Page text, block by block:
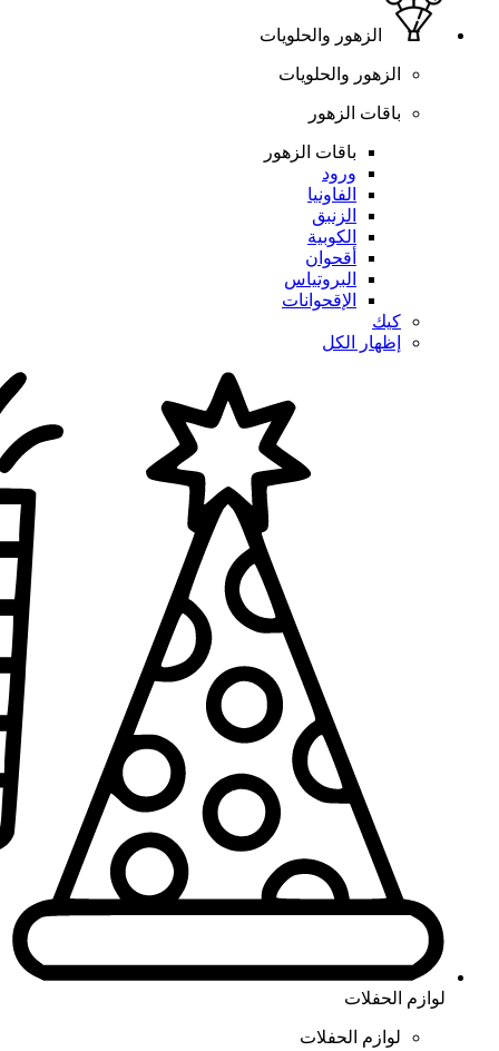
الزهور والحلويات
الزهور والحلويات
باقات الزهور
باقات الزهور
ورود
الفاونيا
الزنبق
الكوبية
أقحوان
البروتياس
الإقحوانات
كيك
إظهار الكل
لوازم الحفلات
لوازم الحفلات